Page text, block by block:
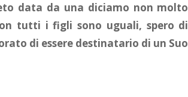
data da una diciamo non molto
tutti i figli sono uguali, spero di
di essere destinatario di un Suo